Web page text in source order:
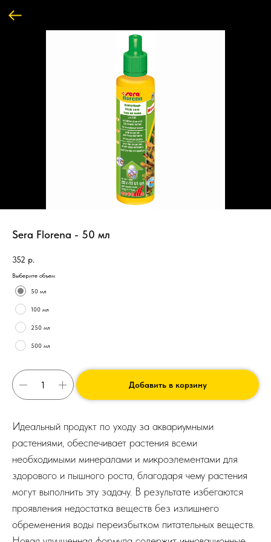
Sera Florena - 50 мл
352 р.
Выберите объем
50 мл
100 мл
250 мл
500 мл
Добавить в корзину
Идеальный продукт по уходу за аквариумными
растениями, обеспечивает растения всеми
необходимыми минералами и микроэлементами для
здорового и пышного роста, благодаря чему растения
могут выполнить эту задачу. В результате избегаются
проявления недостатка веществ без излишнего
обременения воды переизбытком питательных веществ.